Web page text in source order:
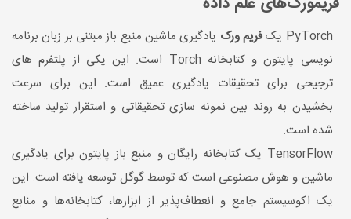
PyTorch یک فریم ورک یادگیری ماشین منبع باز مبتنی بر زبان برنامه
نویسی پایتون و کتابخانه Torch است. این یکی از پلتفرم های
ترجیحی برای تحقیقات یادگیری عمیق است. این برای سرعت
بخشیدن به روند بین نمونه سازی تحقیقاتی و استقرار تولید ساخته
شده است.
TensorFlow یک کتابخانه رایگان و منبع باز پایتون برای یادگیری
ماشین و هوش مصنوعی است که توسط گوگل توسعه یافته است. این
یک اکوسیستم جامع و انعطاف‌پذیر از ابزارها، کتابخانه‌ها و منابع